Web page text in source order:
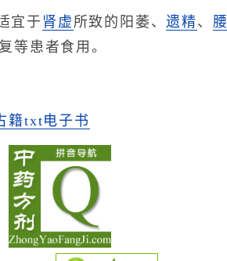
宜于 肾虚 所致的阳萎、遗精、
等患者食用。
籍txt电子书